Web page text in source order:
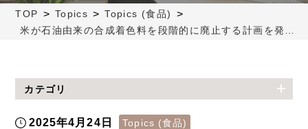
TOP > Topics > Topics (食品) >
2025年4月24日 Topics (食品)
カテゴリ